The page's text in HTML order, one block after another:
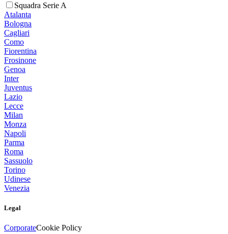
Squadra Serie A
Atalanta
Bologna
Cagliari
Como
Fiorentina
Frosinone
Genoa
Inter
Juventus
Lazio
Lecce
Milan
Monza
Napoli
Parma
Roma
Sassuolo
Torino
Udinese
Venezia
Legal
CorporateCookie Policy